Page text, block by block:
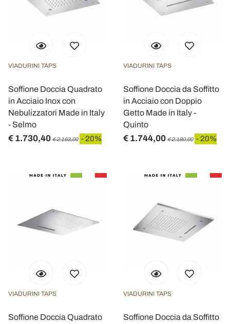
VIADURINI TAPS
Soffione Doccia Quadrato
in Acciaio Inox con
Nebulizzatori Made in Italy
- Selmo
€ 1.730,40 € 2.163,00 - 20%
VIADURINI TAPS
Soffione Doccia da Soffitto
in Acciaio con Doppio
Getto Made in Italy -
Quinto
€ 1.744,00 € 2.180,00 - 20%
VIADURINI TAPS
Soffione Doccia Quadrato
VIADURINI TAPS
Soffione Doccia da Soffitto